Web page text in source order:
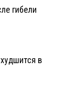
гибели
в